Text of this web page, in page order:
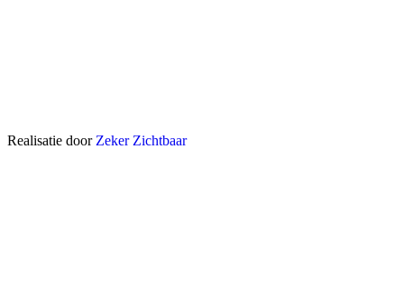
Realisatie door Zeker Zichtbaar